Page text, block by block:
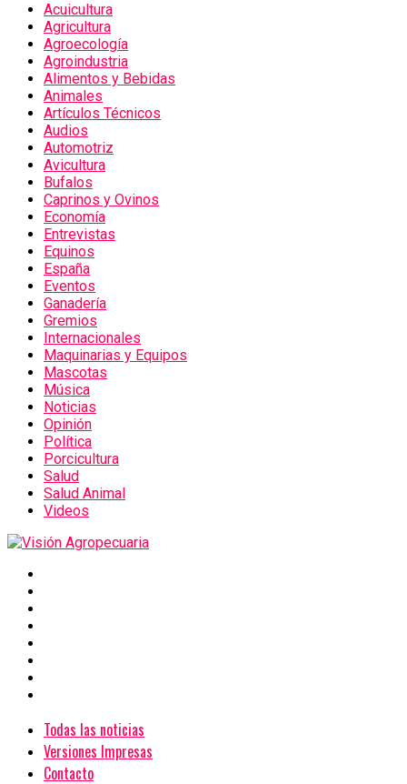
Acuicultura
Agricultura
Agroecología
Agroindustria
Alimentos y Bebidas
Animales
Artículos Técnicos
Audios
Automotriz
Avicultura
Bufalos
Caprinos y Ovinos
Economía
Entrevistas
Equinos
España
Eventos
Ganadería
Gremios
Internacionales
Maquinarias y Equipos
Mascotas
Música
Noticias
Opinión
Política
Porcicultura
Salud
Salud Animal
Videos
Todas las noticias
Versiones Impresas
Contacto